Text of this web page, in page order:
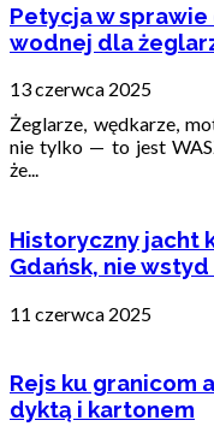
Petycja w
wodnej dla
13 czerwca 2025
Żeglarze, wędkarze,
nie tylko — to jest
że...
Historyczny jacht
Gdańsk, nie wstyd
11 czerwca 2025
Rejs ku granicom
dyktą i kartonem